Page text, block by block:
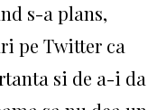
s-a plans,
pe Twitter ca
si de a-i da